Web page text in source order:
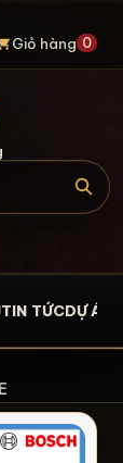
Giỏ hàng 0
TIN TỨCDỰ ÁN